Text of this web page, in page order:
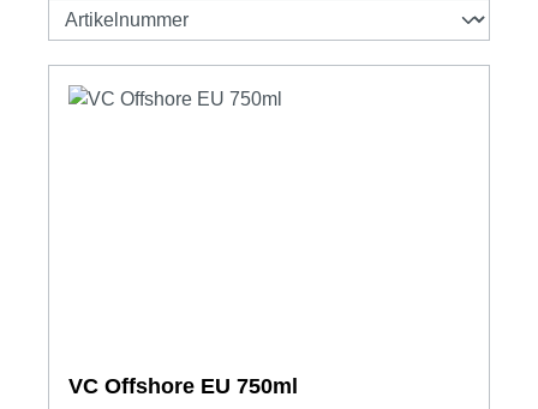
VC Offshore EU 750ml